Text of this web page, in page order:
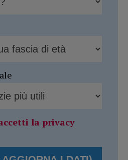
la privacy